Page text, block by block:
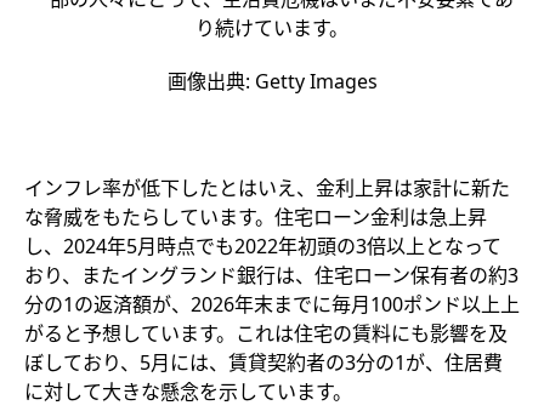
り続けています。
画像出典: Getty Images
インフレ率が低下したとはいえ、金利上昇は家計に新た
な脅威をもたらしています。住宅ローン金利は急上昇
し、2024年5月時点でも2022年初頭の3倍以上となって
おり、またイングランド銀行は、住宅ローン保有者の約3
分の1の返済額が、2026年末までに毎月100ポンド以上上
がると予想しています。これは住宅の賃料にも影響を及
ぼしており、5月には、賃貸契約者の3分の1が、住居費
に対して大きな懸念を示しています。